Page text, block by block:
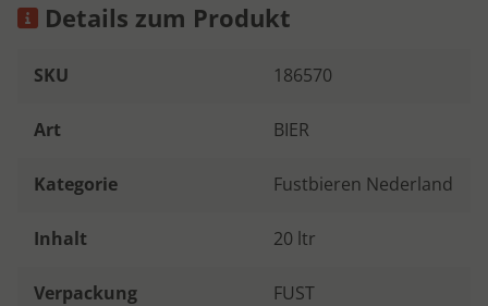
Details zum Produkt
SKU 186570
Art BIER
Kategorie Fustbieren Nederland
Inhalt 20 ltr
Verpackung FUST